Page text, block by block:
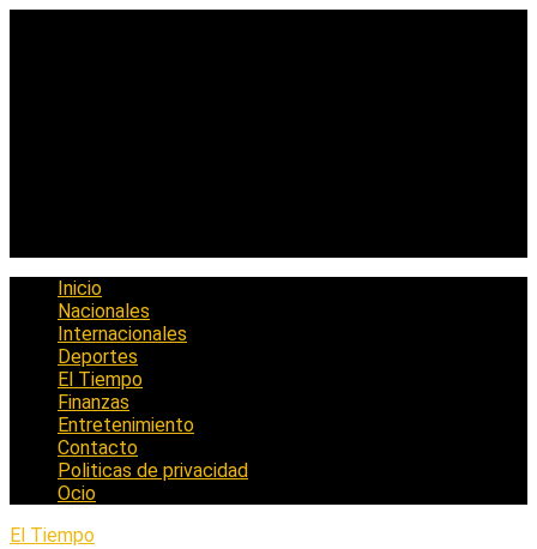
Inicio
Nacionales
Internacionales
Deportes
El Tiempo
Finanzas
Entretenimiento
Contacto
Politicas de privacidad
Ocio
El Tiempo